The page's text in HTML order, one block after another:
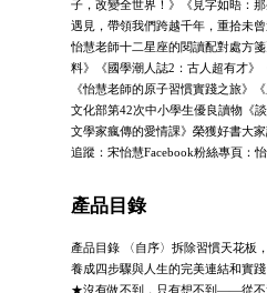
子，改變全世界！》《見字如晤：
遇見，帶領我們跨越千年，重拾未
怡慧老師十二星座的閱讀配對處方
料》《國學潮人誌2：古人超有才》
《怡慧老師的原子習慣實踐之旅》
文化部第42次中小學生優良讀物《
文學家瘋傳的愛情課》榮獲好書大
追蹤：宋怡慧Facebook粉絲專頁：
產品目錄
產品目錄 〈自序〉拆除習慣天花板
養成四步驟與人生的完美連結和實
★沒有做不到，只有想不到——從不